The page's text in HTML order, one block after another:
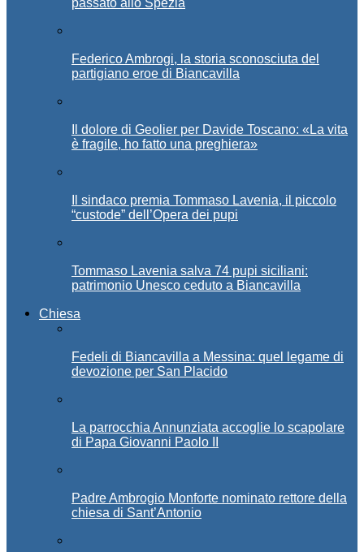
passato allo Spezia
Federico Ambrogi, la storia sconosciuta del
partigiano eroe di Biancavilla
Il dolore di Geolier per Davide Toscano: «La vita
è fragile, ho fatto una preghiera»
Il sindaco premia Tommaso Lavenia, il piccolo
“custode” dell’Opera dei pupi
Tommaso Lavenia salva 74 pupi siciliani:
patrimonio Unesco ceduto a Biancavilla
Chiesa
Fedeli di Biancavilla a Messina: quel legame di
devozione per San Placido
La parrocchia Annunziata accoglie lo scapolare
di Papa Giovanni Paolo II
Padre Ambrogio Monforte nominato rettore della
chiesa di Sant’Antonio